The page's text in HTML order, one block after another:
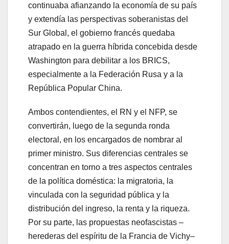
continuaba afianzando la economía de su país
y extendía las perspectivas soberanistas del
Sur Global, el gobierno francés quedaba
atrapado en la guerra híbrida concebida desde
Washington para debilitar a los BRICS,
especialmente a la Federación Rusa y a la
República Popular China.
Ambos contendientes, el RN y el NFP, se
convertirán, luego de la segunda ronda
electoral, en los encargados de nombrar al
primer ministro. Sus diferencias centrales se
concentran en torno a tres aspectos centrales
de la política doméstica: la migratoria, la
vinculada con la seguridad pública y la
distribución del ingreso, la renta y la riqueza.
Por su parte, las propuestas neofascistas –
herederas del espíritu de la Francia de Vichy–